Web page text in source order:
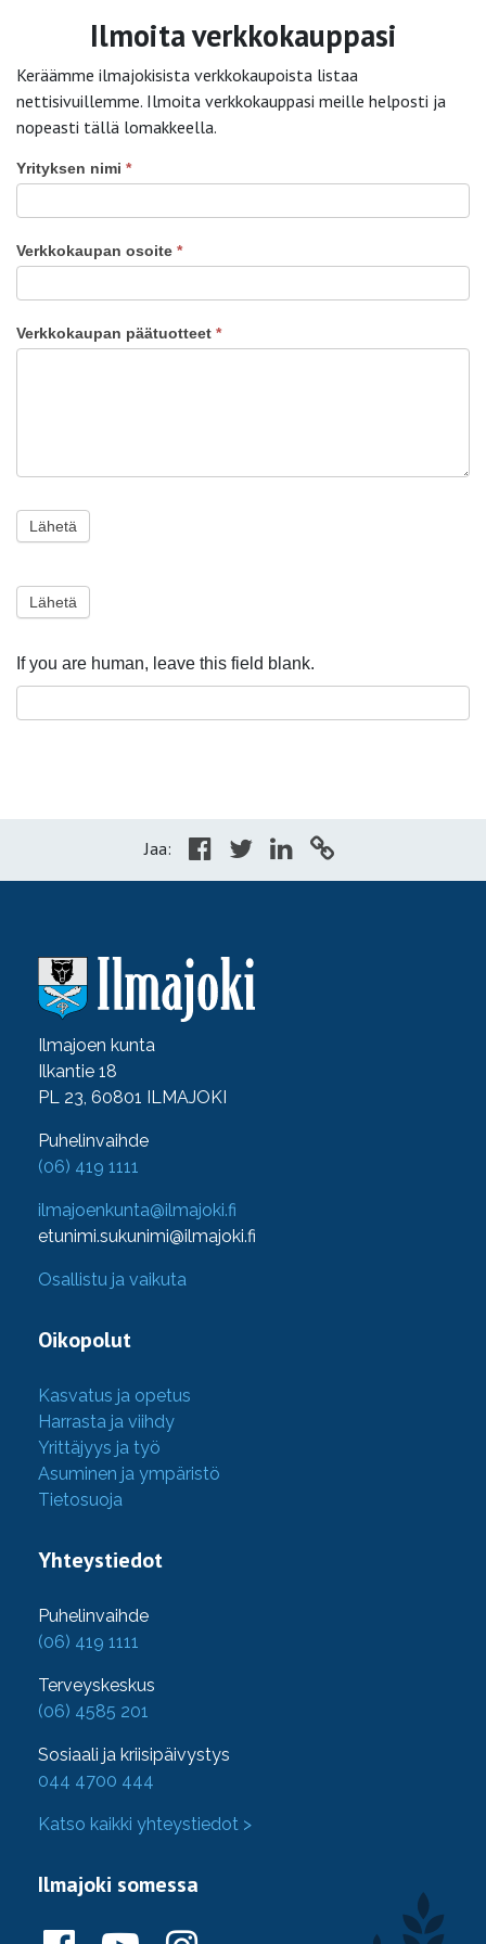
Ilmoita verkkokauppasi
Keräämme ilmajokisista verkkokaupoista listaa
nettisivuillemme. Ilmoita verkkokauppasi meille helposti ja
nopeasti tällä lomakkeella.
Ilmoita
verkkokauppasi
Yrityksen nimi *
Verkkokaupan osoite *
Verkkokaupan päätuotteet *
Lähetä
Lähetä
If you are human, leave this field blank.
Jaa:
Ilmajoen kunta
Ilkantie 18
PL 23, 60801 ILMAJOKI
Puhelinvaihde
(06) 419 1111
ilmajoenkunta@ilmajoki.fi
etunimi.sukunimi@ilmajoki.fi
Osallistu ja vaikuta
Oikopolut
Kasvatus ja opetus
Harrasta ja viihdy
Yrittäjyys ja työ
Asuminen ja ympäristö
Tietosuoja
Yhteystiedot
Puhelinvaihde
(06) 419 1111
Terveyskeskus
(06) 4585 201
Sosiaali ja kriisipäivystys
044 4700 444
Katso kaikki yhteystiedot >
Ilmajoki somessa